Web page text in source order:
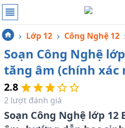
Lớp 12 Công Nghệ 12
Soạn Công Nghệ
tăng âm (chính xác
Soạn Công Nghệ lớp 12
2.8
2 lượt đánh giá